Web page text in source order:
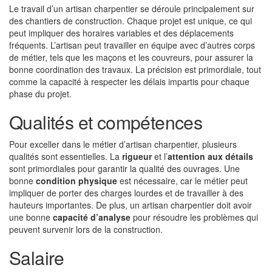
Le travail d’un artisan charpentier se déroule principalement sur
des chantiers de construction. Chaque projet est unique, ce qui
peut impliquer des horaires variables et des déplacements
fréquents. L’artisan peut travailler en équipe avec d’autres corps
de métier, tels que les maçons et les couvreurs, pour assurer la
bonne coordination des travaux. La précision est primordiale, tout
comme la capacité à respecter les délais impartis pour chaque
phase du projet.
Qualités et compétences
Pour exceller dans le métier d’artisan charpentier, plusieurs
qualités sont essentielles. La rigueuret l’attention aux détails
sont primordiales pour garantir la qualité des ouvrages. Une
bonne condition physique est nécessaire, car le métier peut
impliquer de porter des charges lourdes et de travailler à des
hauteurs importantes. De plus, un artisan charpentier doit avoir
une bonne capacité d’analyse pour résoudre les problèmes qui
peuvent survenir lors de la construction.
Salaire